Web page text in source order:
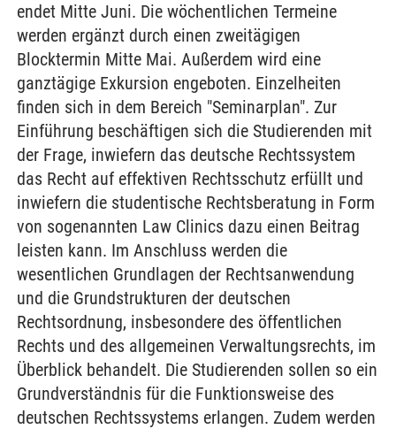
endet Mitte Juni. Die wöchentlichen Termeine
werden ergänzt durch einen zweitägigen
Blocktermin Mitte Mai. Außerdem wird eine
ganztägige Exkursion engeboten. Einzelheiten
finden sich in dem Bereich "Seminarplan". Zur
Einführung beschäftigen sich die Studierenden mit
der Frage, inwiefern das deutsche Rechtssystem
das Recht auf effektiven Rechtsschutz erfüllt und
inwiefern die studentische Rechtsberatung in Form
von sogenannten Law Clinics dazu einen Beitrag
leisten kann. Im Anschluss werden die
wesentlichen Grundlagen der Rechtsanwendung
und die Grundstrukturen der deutschen
Rechtsordnung, insbesondere des öffentlichen
Rechts und des allgemeinen Verwaltungsrechts, im
Überblick behandelt. Die Studierenden sollen so ein
Grundverständnis für die Funktionsweise des
deutschen Rechtssystems erlangen. Zudem werden